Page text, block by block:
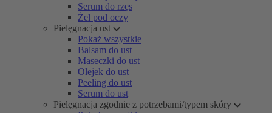
Serum do rzęs
Żel pod oczy
Pielęgnacja ust
Pokaż wszystkie
Balsam do ust
Maseczki do ust
Olejek do ust
Peeling do ust
Serum do ust
Pielęgnacja zgodnie z potrzebami/typem skóry